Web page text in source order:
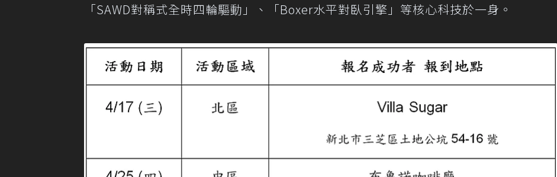
「SAWD對稱式全時四輪驅動」、「Boxer水平對臥引擎」等核心科技於一身。